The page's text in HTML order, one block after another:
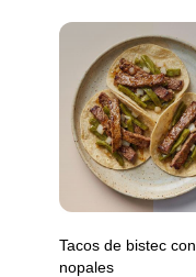
Tacos de bistec con
nopales